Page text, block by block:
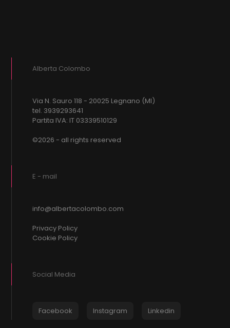
Alberta Colombo
Via N. Sauro 118 - 20025 Legnano (MI)
tel. 3939293641
Partita IVA: IT 03339510129
©2026 - all rights reserved
E - mail
info@albertacolombo.com
Privacy Policy
Cookie Policy
Social Media
Facebook Instagram Linkedin